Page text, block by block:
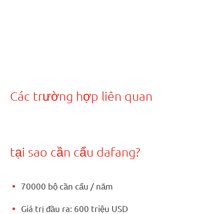
Các trường hợp liên quan
tại sao cần cẩu dafang?
70000 bộ cần cẩu / năm
Giá trị đầu ra: 600 triệu USD